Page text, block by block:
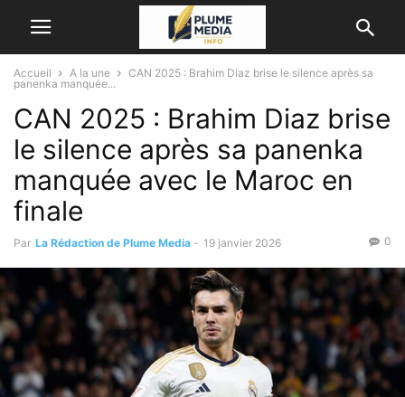
Accueil A la une
CAN 2025 : Brahim Diaz brise le silence après sa
panenka manquée...
CAN 2025 : Brahim Diaz brise
le silence après sa panenka
manquée avec le Maroc en
finale
Par La Rédaction de Plume Media - 19 janvier 2026 0